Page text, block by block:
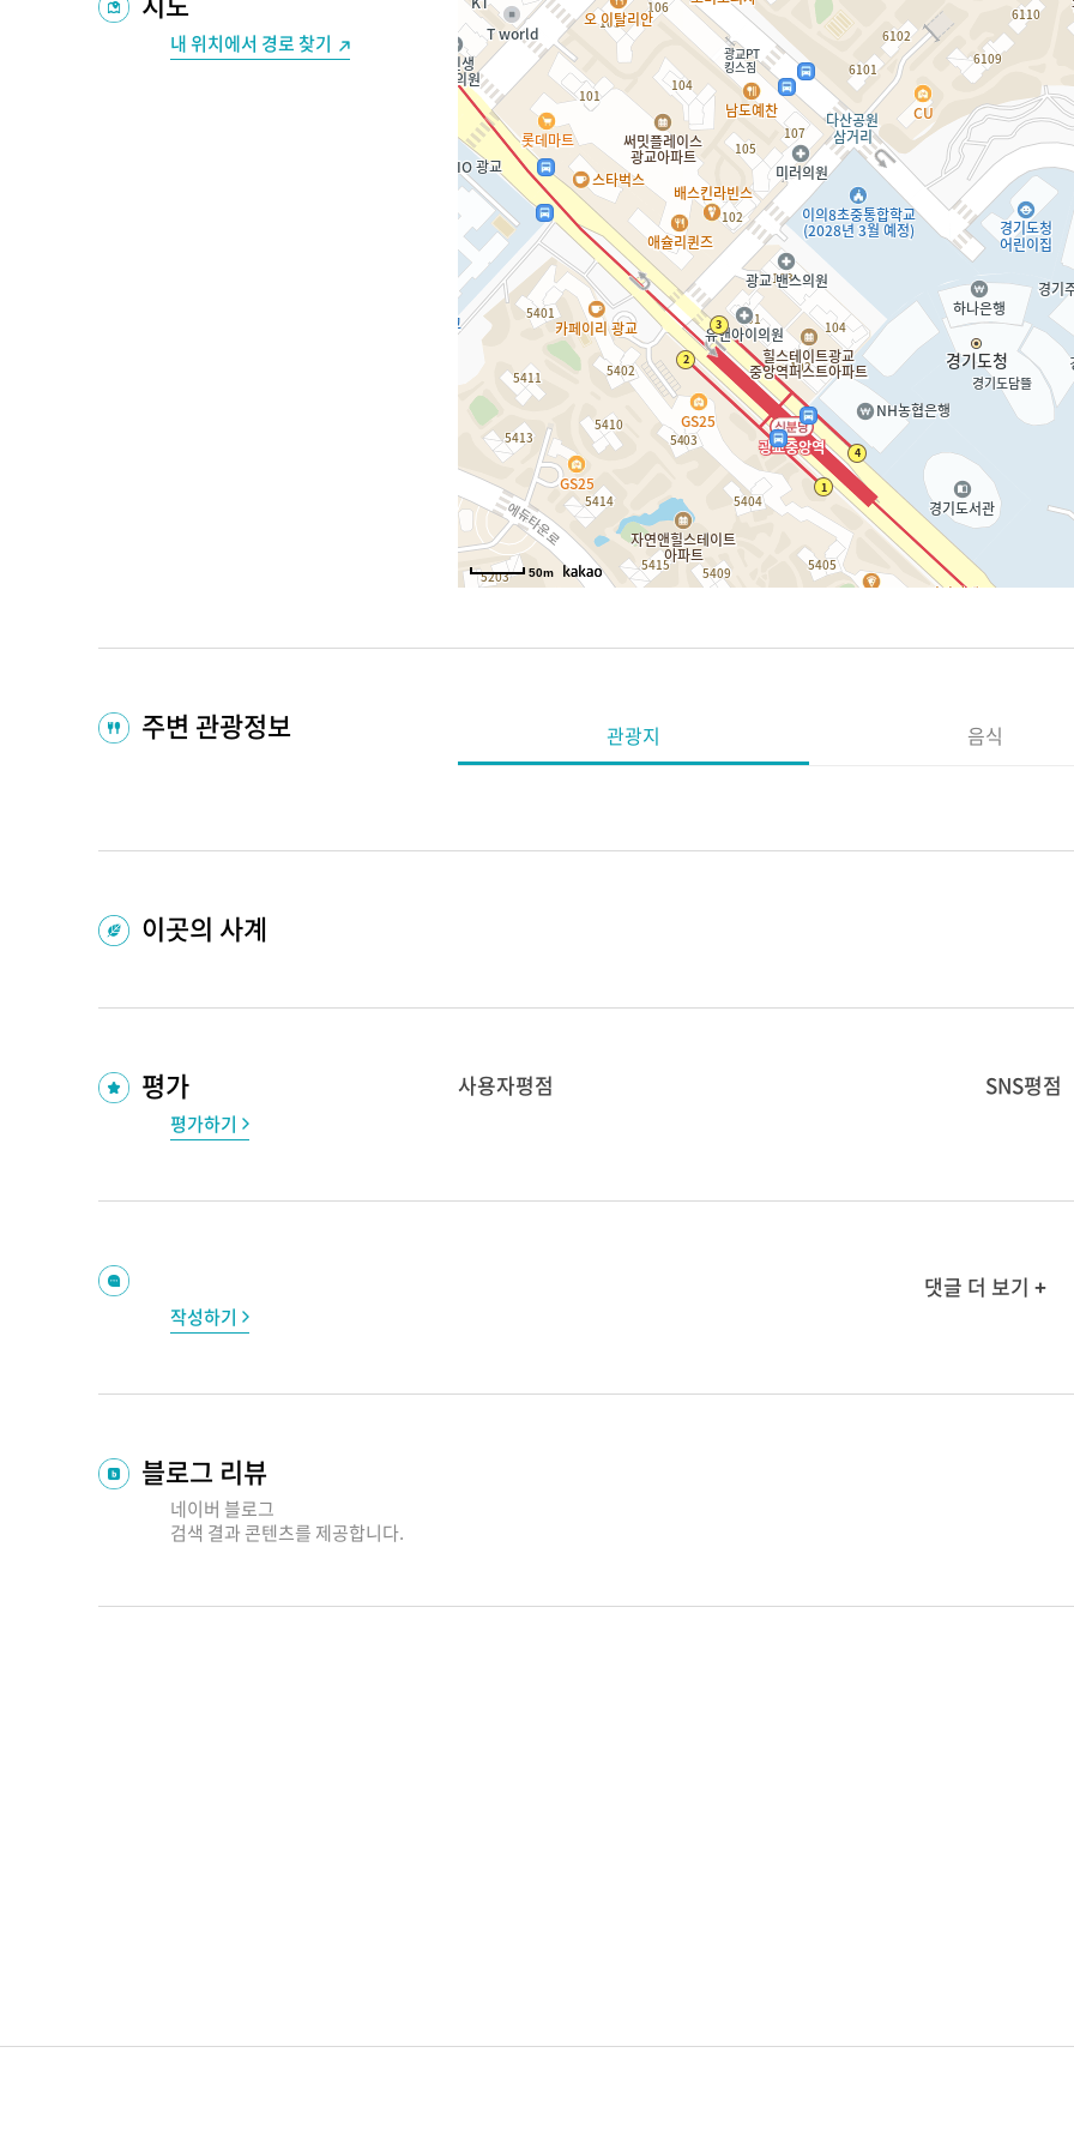
지도
내 위치에서 경로 찾기
50m
주변 관광정보 관광지 음식
이곳의 사계
평가
평가하기
사용자평점 SNS평점
작성하기
댓글 더 보기 +
블로그 리뷰
네이버 블로그
검색 결과 콘텐츠를 제공합니다.